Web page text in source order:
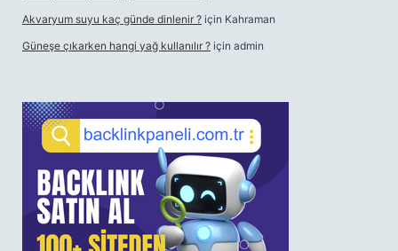
Akvaryum suyu kaç günde dinlenir ? için Kahraman
Güneşe çıkarken hangi yağ kullanılır ? için admin